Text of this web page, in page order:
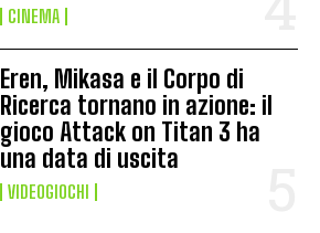
CINEMA
Eren, Mikasa e il Corpo di
Ricerca tornano in azione: il
gioco Attack on Titan 3 ha
una data di uscita
VIDEOGIOCHI